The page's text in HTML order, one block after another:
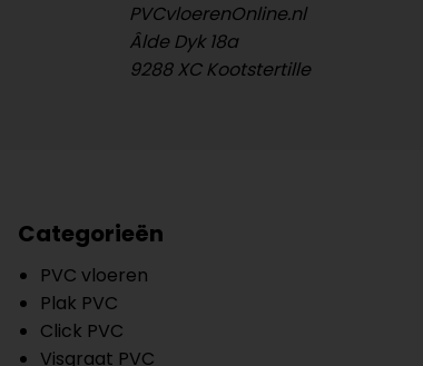
PVCvloerenOnline.nl
Âlde Dyk 18a
9288 XC Kootstertille
Categorieën
PVC vloeren
Plak PVC
Click PVC
Visgraat PVC